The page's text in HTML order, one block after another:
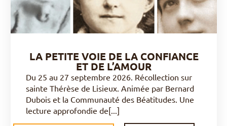
LA PETITE VOIE DE LA CONFIANCE
ET DE L’AMOUR
Du 25 au 27 septembre 2026. Récollection sur
sainte Thérèse de Lisieux. Animée par Bernard
Dubois et la Communauté des Béatitudes. Une
lecture approfondie de[...]